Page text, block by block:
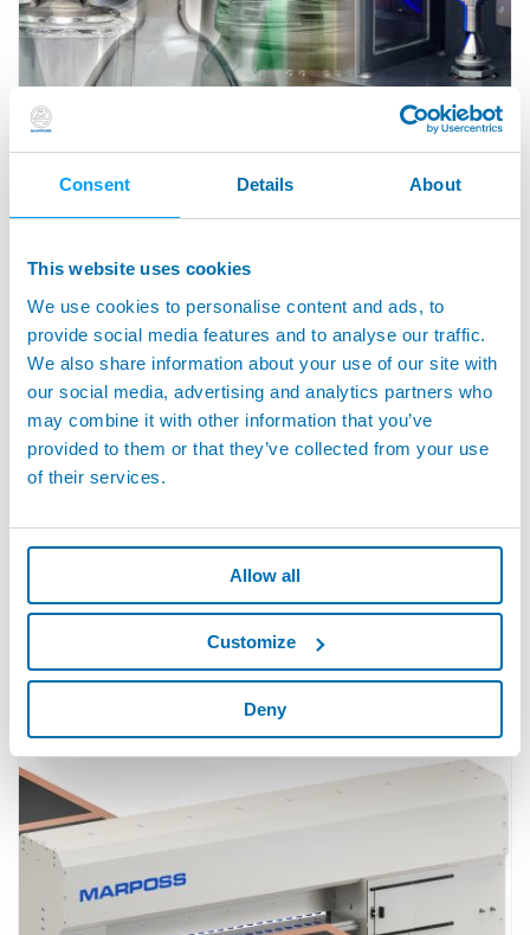
Consent Details About
This website uses cookies
We use cookies to personalise content and ads, to
provide social media features and to analyse our traffic.
We also share information about your use of our site with
our social media, advertising and analytics partners who
may combine it with other information that you’ve
provided to them or that they’ve collected from your use
of their services.
Allow all
Customize
Deny
기술 -- 비접촉식
이루어집니다.
제품 관련
MESYS LABSENSE - 초음파 및 공초점 기술을 이용한 리